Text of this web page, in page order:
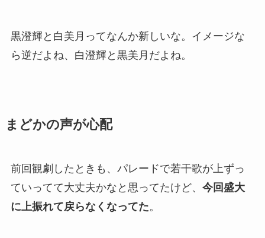
黒澄輝と白美月ってなんか新しいな。イメージな
ら逆だよね、白澄輝と黒美月だよね。
まどかの声が心配
前回観劇したときも、 パレードで若干歌が上ずっ
ていってて大丈夫かな と思ってたけど、 今回盛大
に上振れて戻らなくなってた。